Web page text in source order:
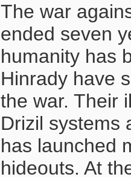
The war
ended seven
humanity has
Hinrady have
the war. Their
Drizil systems
has launched
hideouts. At